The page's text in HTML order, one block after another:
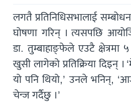
लगतै प्रतिनिधिसभालाई
घोषणा गरिन् । त्यसपछि
डा. तुम्बाहाङ्फेले एउटै क्षेत्रमा
खुसी लागेको प्रतिक्रिया दिइन् ।
यो पनि थियो,’ उनले भनिन्,
चेन्ज गर्दैछु ।’